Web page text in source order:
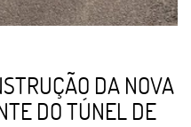
DA NOVA
DO TÚNEL DE